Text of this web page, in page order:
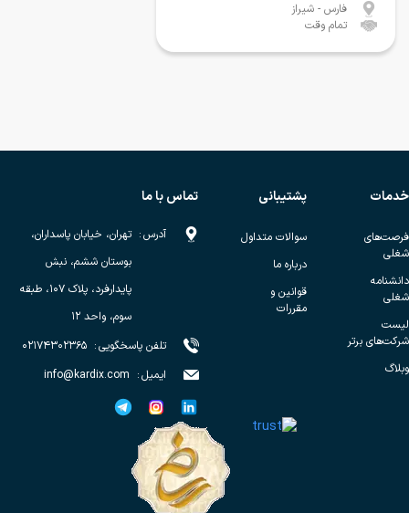
فارس - شیراز
تمام وقت
خدمات
فرصت‌های
شغلی
دانشنامه
شغلی
لیست
شرکت‌های برتر
وبلاگ
پشتیبانی
سوالات متداول
درباره ما
قوانین و
مقررات
تماس با ما
آدرس: تهران، خیابان پاسداران،
بوستان ششم، نبش
پایدارفرد، پلاک ۱۰۷، طبقه
سوم، واحد ۱۲
تلفن پاسخگویی: ۰۲۱۷۴۳۰۲۳۶۵
ایمیل:
info@kardix.com